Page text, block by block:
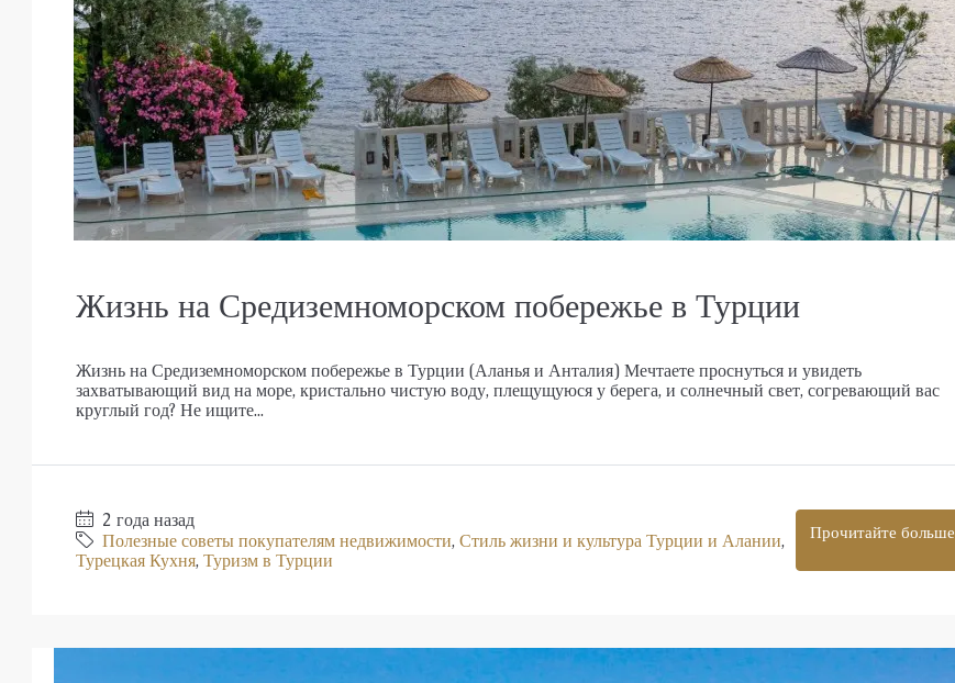
Жизнь на Средиземноморском побережье в Турции
Жизнь на Средиземноморском побережье в Турции (Аланья и Анталия) Мечтаете проснуться и увидеть
захватывающий вид на море, кристально чистую воду, плещущуюся у берега, и солнечный свет, согревающий вас
круглый год? Не ищите...
2 года назад
Полезные советы покупателям недвижимости, Стиль жизни и культура Турции и Алании,
Турецкая Кухня, Туризм в Турции
Прочитайте больше